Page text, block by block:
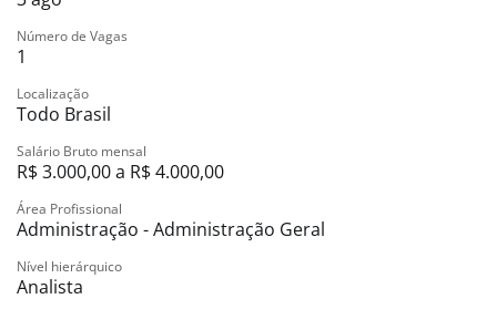
financeiras
Domínio do pacote Office / Google Workspace,
especialmente Excel
Perfil organizado, responsável e orientado a processos
modelo remoto
? Diferenciais
Experiência com CRM ou sistemas de gestão
Vivência em ambientes com múltiplas demandas
simultâneas
Número de Vagas
1
Localização
Todo Brasil
Salário Bruto mensal
R$ 3.000,00 a R$ 4.000,00
Área Profissional
Administração - Administração Geral
Nível hierárquico
Analista